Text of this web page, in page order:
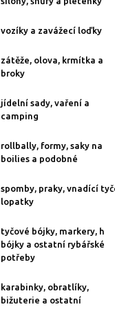
vozíky a zavážecí loďky
zátěže, olova, krmítka a
broky
jídelní sady, vaření a
camping
rollbally, formy, saky na
boilies a podobné
spomby, praky, vnadící
lopatky
tyčové bójky, markery, h
bójky a ostatní rybářské
potřeby
karabinky, obratlíky,
bižuterie a ostatní